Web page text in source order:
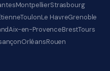
MontpellierStrasbourg
ToulonLe HavreGrenoble
Aix-en-ProvenceBrestTours
OrléansRouen